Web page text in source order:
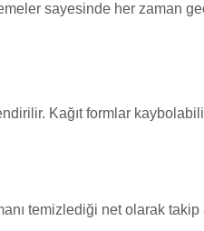
sayesinde her zaman
Kağıt formlar
temizlediği net olarak takip